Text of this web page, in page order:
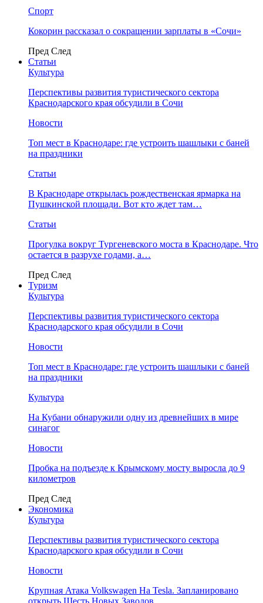
Спорт
Кокорин рассказал о сокращении зарплаты в «Сочи»
Пред След
Статьи
Культура
Перспективы развития туристического сектора
Краснодарского края обсудили в Сочи
Новости
Топ мест в Краснодаре: где устроить шашлыки с баней
на праздники
Статьи
В Краснодаре открылась рождественская ярмарка на
Пушкинской площади. Вот кто ждет там…
Статьи
Прогулка вокруг Тургеневского моста в Краснодаре. Что
остается в разрухе годами, а…
Пред След
Туризм
Культура
Перспективы развития туристического сектора
Краснодарского края обсудили в Сочи
Новости
Топ мест в Краснодаре: где устроить шашлыки с баней
на праздники
Культура
На Кубани обнаружили одну из древнейших в мире
синагог
Новости
Пробка на подъезде к Крымскому мосту выросла до 9
километров
Пред След
Экономика
Культура
Перспективы развития туристического сектора
Краснодарского края обсудили в Сочи
Новости
Крупная Атака Volkswagen На Tesla. Запланировано
открыть Шесть Новых Заводов